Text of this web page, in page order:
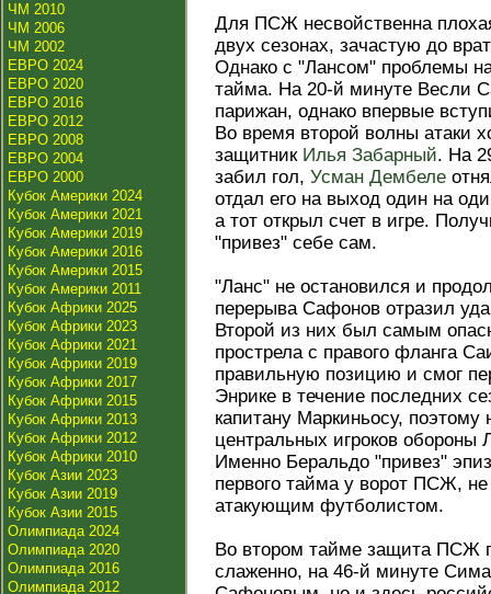
ЧМ 2010
ЧМ 2006
ЧМ 2002
ЕВРО 2024
ЕВРО 2020
ЕВРО 2016
ЕВРО 2012
ЕВРО 2008
ЕВРО 2004
ЕВРО 2000
Кубок Америки 2024
Кубок Америки 2021
Кубок Америки 2019
Кубок Америки 2016
Кубок Америки 2015
Кубок Америки 2011
Кубок Африки 2025
Кубок Африки 2023
Кубок Африки 2021
Кубок Африки 2019
Кубок Африки 2017
Кубок Африки 2015
Кубок Африки 2013
Кубок Африки 2012
Кубок Африки 2010
Кубок Азии 2023
Кубок Азии 2019
Кубок Азии 2015
Олимпиада 2024
Олимпиада 2020
Олимпиада 2016
Олимпиада 2012
Для ПСЖ несвойственна
двух сезонах, зачастую до
Однако с "Лансом" проблемы
тайма. На 20-й минуте Весли
парижан, однако впервые
Во время второй волны атаки
защитник Илья Забарный. На
забил гол, Усман Дембеле
отдал его на выход один на
а тот открыл счет в игре.
"привез" себе сам.
"Ланс" не остановился и
перерыва Сафонов отразил
Второй из них был самым
прострела с правого фланга
правильную позицию и смог
Энрике в течение последних
капитану Маркиньосу,
центральных игроков
Именно Беральдо "привез"
первого тайма у ворот ПСЖ,
атакующим футболистом.
Во втором тайме защита ПСЖ
слаженно, на 46-й минуте